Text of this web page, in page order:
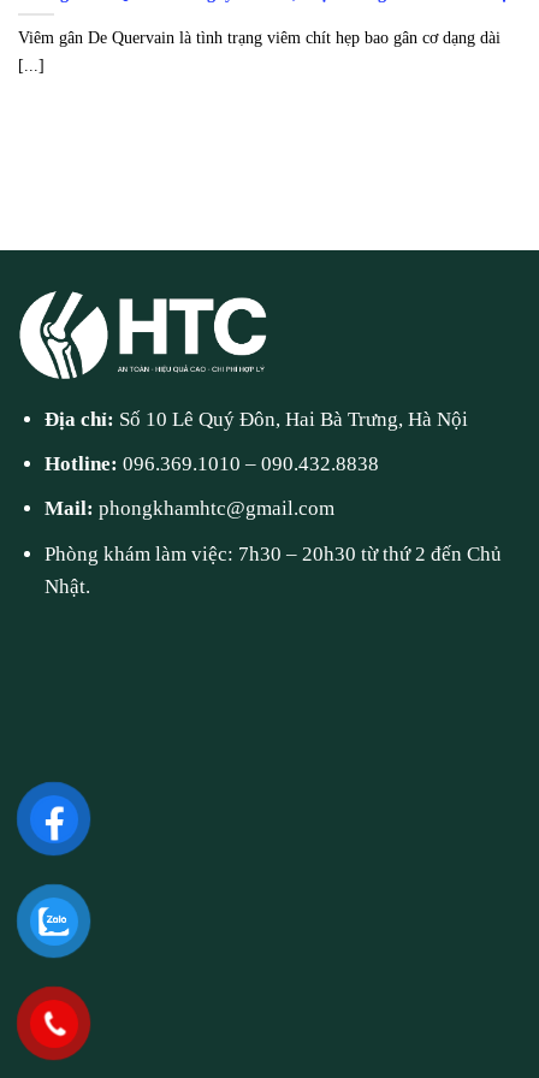
Viêm gân De Quervain là tình trạng viêm chít hẹp bao gân cơ dạng dài
[...]
Địa chỉ: Số 10 Lê Quý Đôn, Hai Bà Trưng, Hà Nội
Hotline:096.369.1010 –090.432.8838
Mail:phongkhamhtc@gmail.com
Phòng khám làm việc: 7h30 – 20h30 từ thứ 2 đến Chủ
Nhật.